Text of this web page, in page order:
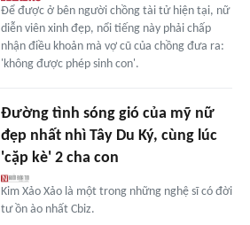
Để được ở bên người chồng tài tử hiện tại, nữ
diễn viên xinh đẹp, nổi tiếng này phải chấp
nhận điều khoản mà vợ cũ của chồng đưa ra:
'không được phép sinh con'.
Đường tình sóng gió của mỹ nữ
đẹp nhất nhì Tây Du Ký, cùng lúc
'cặp kè' 2 cha con
Kim Xảo Xảo là một trong những nghệ sĩ có đời
tư ồn ào nhất Cbiz.